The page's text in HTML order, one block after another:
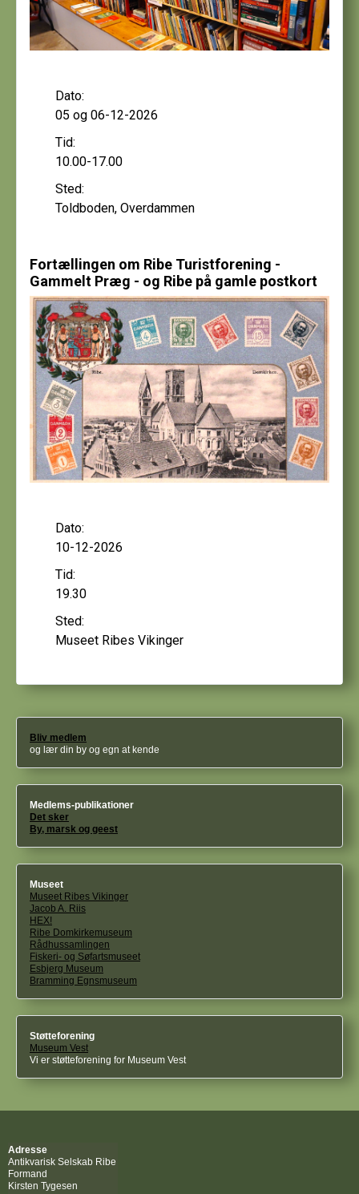
Dato:
05 og 06-12-2026
Tid:
10.00-17.00
Sted:
Toldboden, Overdammen
Fortællingen om Ribe Turistforening -
Gammelt Præg - og Ribe på gamle postkort
Dato:
10-12-2026
Tid:
19.30
Sted:
Museet Ribes Vikinger
Bliv medlem
og lær din by og egn at kende
Medlems-publikationer
Det sker
By, marsk og geest
Museet
Museet Ribes Vikinger
Jacob A. Riis
HEX!
Ribe Domkirkemuseum
Rådhussamlingen
Fiskeri- og Søfartsmuseet
Esbjerg Museum
Bramming Egnsmuseum
Støtteforening
Museum Vest
Vi er støtteforening for Museum Vest
Adresse
Antikvarisk Selskab Ribe
Formand
Kirsten Tygesen